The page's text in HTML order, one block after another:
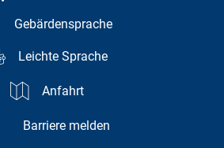
Gebärdensprache
Leichte Sprache
Anfahrt
Barriere melden